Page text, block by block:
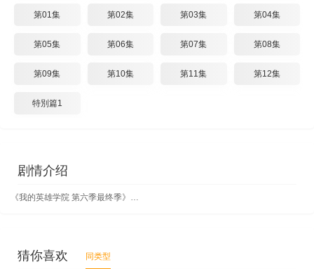
第01集 第02集 第03集 第04集
第05集 第06集 第07集 第08集
第09集 第10集 第11集 第12集
特別篇1
剧情介绍
《我的英雄学院 第六季最终季》…
猜你喜欢 同类型